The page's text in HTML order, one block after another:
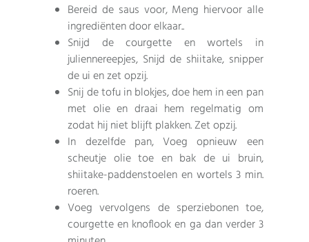
Bereid de saus voor, Meng hiervoor alle
ingrediënten door elkaar..
Snijd de courgette en wortels in
juliennereepjes, Snijd de shiitake, snipper
de ui en zet opzij.
Snij de tofu in blokjes, doe hem in een pan
met olie en draai hem regelmatig om
zodat hij niet blijft plakken. Zet opzij.
In dezelfde pan, Voeg opnieuw een
scheutje olie toe en bak de ui bruin,
shiitake-paddenstoelen en wortels 3 min.
roeren.
Voeg vervolgens de sperziebonen toe,
courgette en knoflook en ga dan verder 3